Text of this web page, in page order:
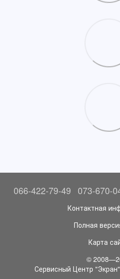
066-422-79-49 073-670-
Контактная
Полная
Карта
©
Сервисный Центр